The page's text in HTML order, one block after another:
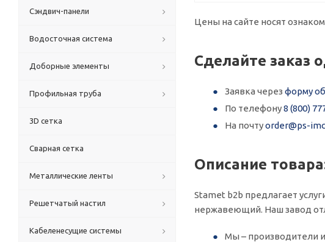
Цены на сайте носят
Сделайте заказ
Заявка через форму
По телефону8 (800)
На почтуorder@ps-
Описание
Stamet b2b предлагает
нержавеющий. Наш завод
Мы – производители
Сэндвич-панели
Водосточная система
Доборные элементы
Профильная труба
3D сетка
Сварная сетка
Металлические ленты
Решетчатый настил
Кабеленесущие системы